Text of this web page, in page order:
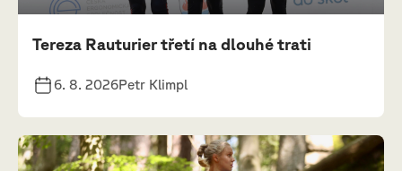
Tereza Rauturier třetí na dlouhé trati
6. 8. 2026Petr Klimpl